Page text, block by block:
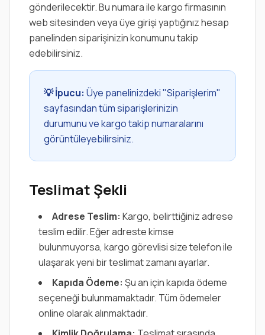
gönderilecektir. Bu numara ile kargo firmasının
web sitesinden veya üye girişi yaptığınız hesap
panelinden siparişinizin konumunu takip
edebilirsiniz.
💡 İpucu: Üye panelinizdeki "Siparişlerim"
sayfasından tüm siparişlerinizin
durumunu ve kargo takip numaralarını
görüntüleyebilirsiniz.
Teslimat Şekli
Adrese Teslim: Kargo, belirttiğiniz adrese
teslim edilir. Eğer adreste kimse
bulunmuyorsa, kargo görevlisi size telefon ile
ulaşarak yeni bir teslimat zamanı ayarlar.
Kapıda Ödeme: Şu an için kapıda ödeme
seçeneği bulunmamaktadır. Tüm ödemeler
online olarak alınmaktadır.